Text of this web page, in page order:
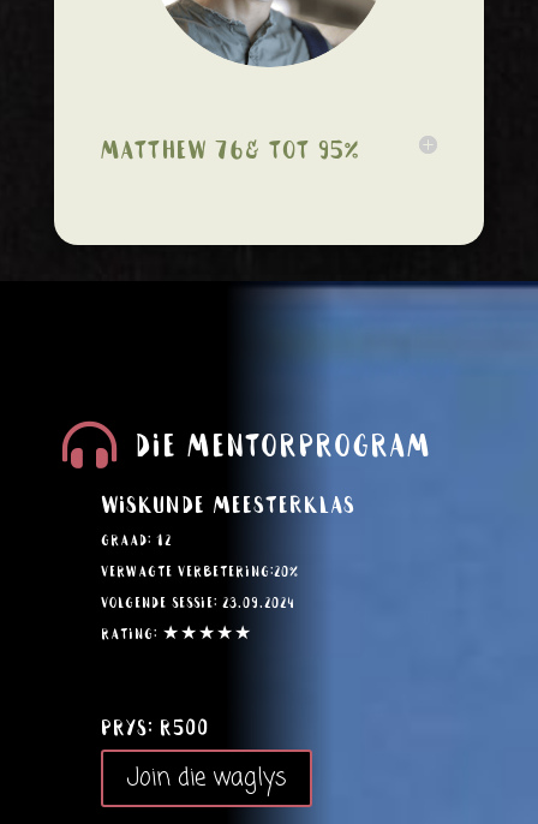
Matthew 76& tot 95%
 Die MentorProgram
Wiskunde Meesterklas
Graad: 12
Verwagte verbetering:20%
Volgende sessie: 23.09.2024
Rating: ★★★★★
PRYS: R500
Join die waglys